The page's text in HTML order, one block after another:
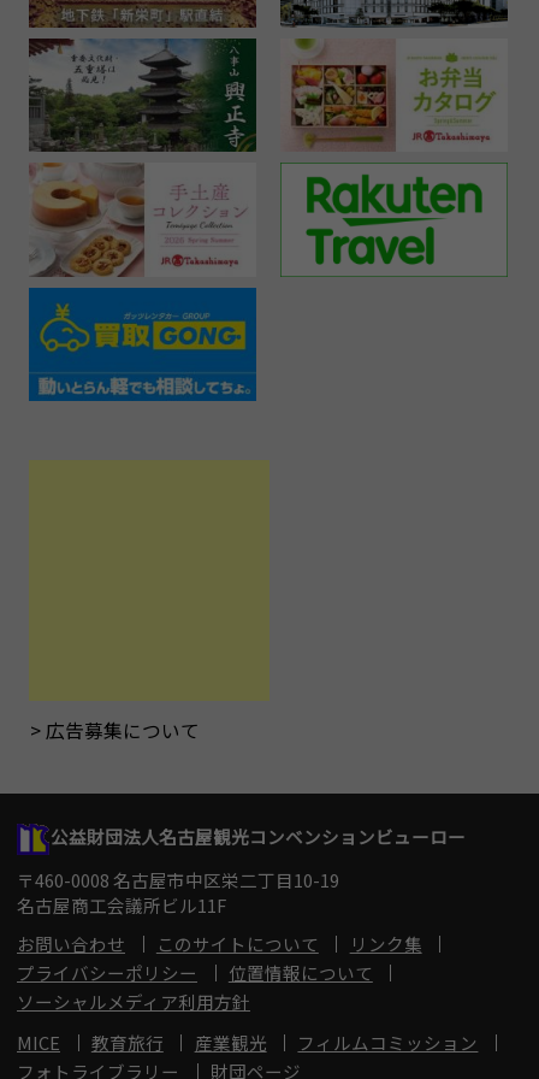
広告募集について
公益財団法人名古屋観光コンベンションビューロー
〒460-0008 名古屋市中区栄二丁目10-19
名古屋商工会議所ビル11F
お問い合わせ
このサイトについて
リンク集
プライバシーポリシー
位置情報について
ソーシャルメディア利用方針
MICE
教育旅行 産業観光
フィルムコミッション
フォトライブラリー
財団ページ